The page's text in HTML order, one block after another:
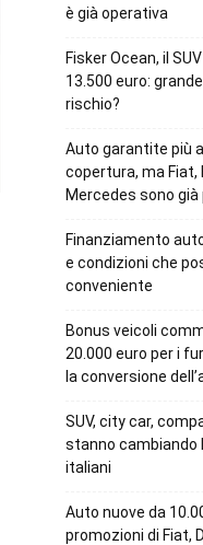
è già operativa
Fisker Ocean, il
13.500 euro:
rischio?
Auto garantite più
copertura, ma Fiat,
Mercedes sono
Finanziamento
e condizioni che
conveniente
Bonus veicoli
20.000 euro per i
la conversione
SUV, city car,
stanno cambiando
italiani
Auto nuove da
promozioni di Fiat,